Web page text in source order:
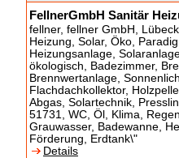
FellnerGmbH Sanitär
fellner, fellner GmbH,
Heizung, Solar, Öko,
Heizungsanlage,
ökologisch, Badezimmer,
Brennwertanlage,
Flachdachkollektor,
Abgas, Solartechnik,
51731, WC, Öl, Klima,
Grauwasser, Badewanne,
Förderung, Erdtank\"
Details